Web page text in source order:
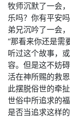
牧师沉默了一会
乐吗？你有平安
弟兄沉吟了一会
“那看来你还是需
听过这个故事，
容。但是这不妨
活在神所赐的救
此摆脱俗世的牵扯
世俗中所追求的
是否当追求这样